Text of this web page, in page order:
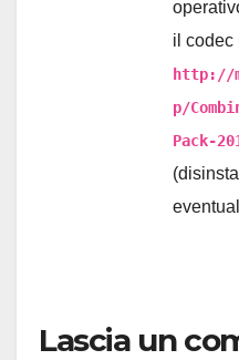
il codec
http://
p/
Pack-
Lascia un